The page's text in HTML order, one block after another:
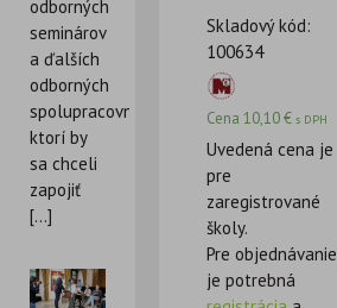
odborných
seminárov
a ďalších
odborných
spolupracovníkov,
ktorí by
sa chceli
zapojiť
[...]
Skladový kód:
100634
Cena10,10€ s DPH
Uvedená cena je
pre
zaregistrované
školy.
Pre objednávanie
je potrebná